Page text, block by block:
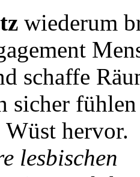
wiederum
schaffe
sicher fühlen
hervor.
lesbischen